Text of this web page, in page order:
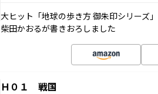
大ヒット「地球の歩き方 御朱印シリーズ
柴田かおるが書きおろしました
Ｈ０１ 戦国